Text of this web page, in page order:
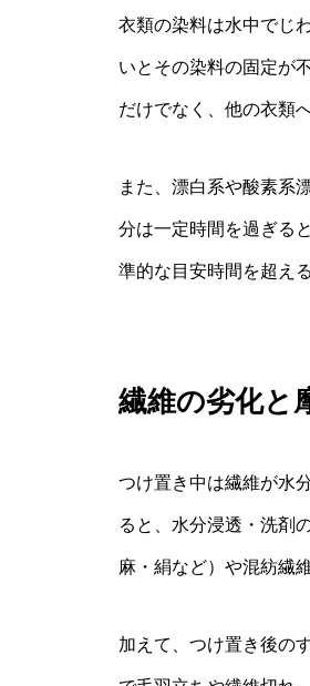
衣類の染料は水中でじ
いとその染料の固定が
だけでなく、他の衣類
また、漂白系や酸素系
分は一定時間を過ぎる
準的な目安時間を超え
繊維の劣化と
つけ置き中は繊維が水
ると、水分浸透・洗剤
麻・絹など）や混紡繊
加えて、つけ置き後の